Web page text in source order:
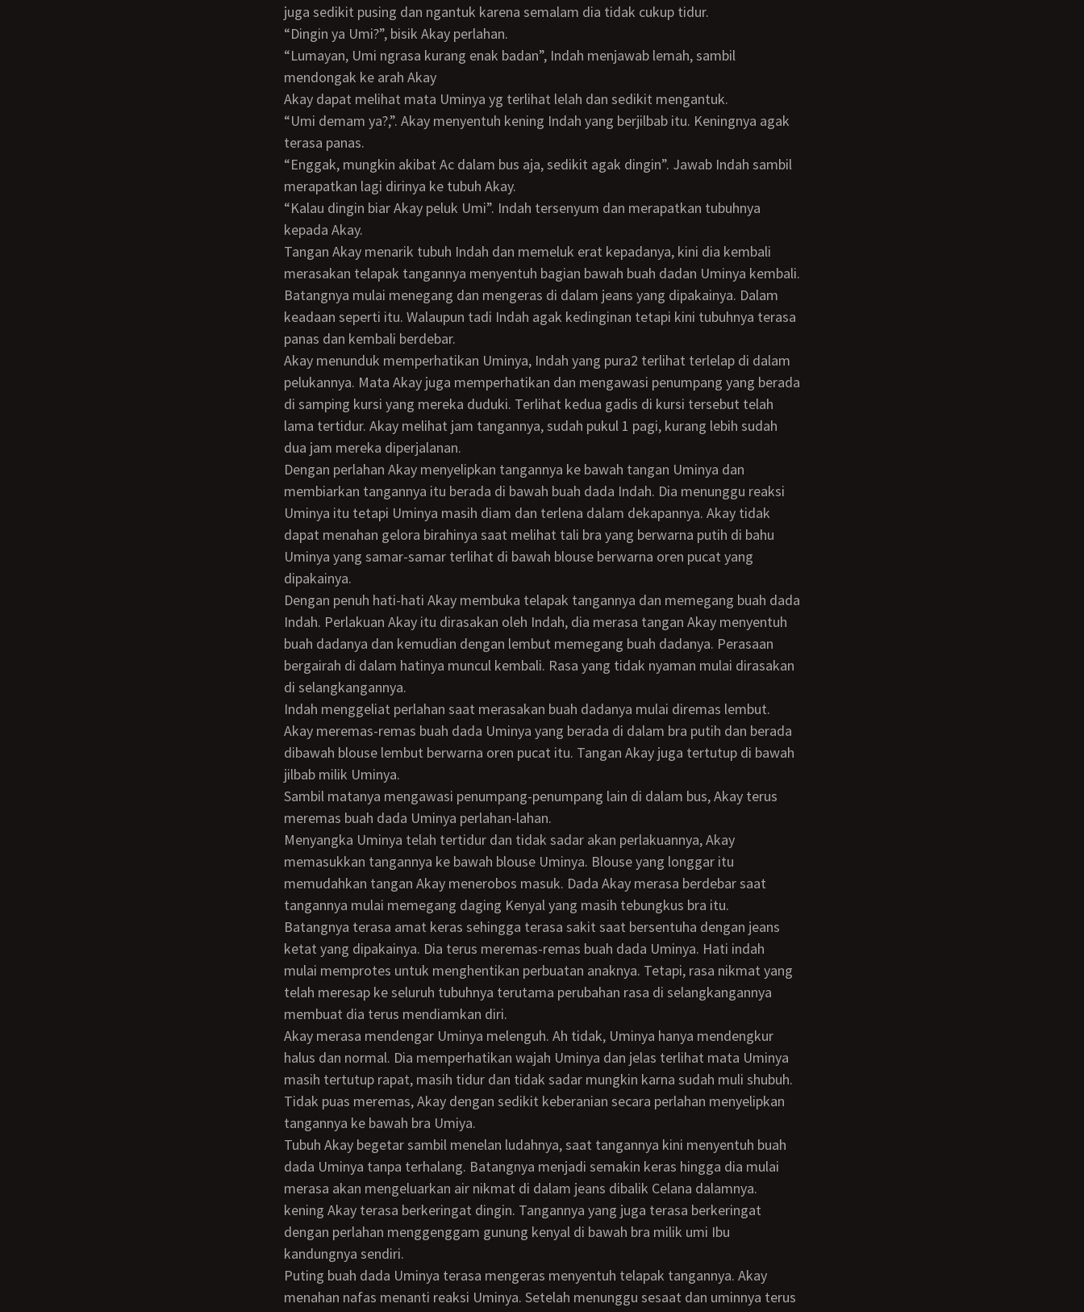
juga sedikit pusing dan ngantuk karena semalam dia tidak cukup tidur.
“Dingin ya Umi?”, bisik Akay perlahan.
“Lumayan, Umi ngrasa kurang enak badan”, Indah menjawab lemah, sambil
mendongak ke arah Akay
Akay dapat melihat mata Uminya yg terlihat lelah dan sedikit mengantuk.
“Umi demam ya?,”. Akay menyentuh kening Indah yang berjilbab itu. Keningnya agak
terasa panas.
“Enggak, mungkin akibat Ac dalam bus aja, sedikit agak dingin”. Jawab Indah sambil
merapatkan lagi dirinya ke tubuh Akay.
“Kalau dingin biar Akay peluk Umi”. Indah tersenyum dan merapatkan tubuhnya
kepada Akay.
Tangan Akay menarik tubuh Indah dan memeluk erat kepadanya, kini dia kembali
merasakan telapak tangannya menyentuh bagian bawah buah dadan Uminya kembali.
Batangnya mulai menegang dan mengeras di dalam jeans yang dipakainya. Dalam
keadaan seperti itu. Walaupun tadi Indah agak kedinginan tetapi kini tubuhnya terasa
panas dan kembali berdebar.
Akay menunduk memperhatikan Uminya, Indah yang pura2 terlihat terlelap di dalam
pelukannya. Mata Akay juga memperhatikan dan mengawasi penumpang yang berada
di samping kursi yang mereka duduki. Terlihat kedua gadis di kursi tersebut telah
lama tertidur. Akay melihat jam tangannya, sudah pukul 1 pagi, kurang lebih sudah
dua jam mereka diperjalanan.
Dengan perlahan Akay menyelipkan tangannya ke bawah tangan Uminya dan
membiarkan tangannya itu berada di bawah buah dada Indah. Dia menunggu reaksi
Uminya itu tetapi Uminya masih diam dan terlena dalam dekapannya. Akay tidak
dapat menahan gelora birahinya saat melihat tali bra yang berwarna putih di bahu
Uminya yang samar-samar terlihat di bawah blouse berwarna oren pucat yang
dipakainya.
Dengan penuh hati-hati Akay membuka telapak tangannya dan memegang buah dada
Indah. Perlakuan Akay itu dirasakan oleh Indah, dia merasa tangan Akay menyentuh
buah dadanya dan kemudian dengan lembut memegang buah dadanya. Perasaan
bergairah di dalam hatinya muncul kembali. Rasa yang tidak nyaman mulai dirasakan
di selangkangannya.
Indah menggeliat perlahan saat merasakan buah dadanya mulai diremas lembut.
Akay meremas-remas buah dada Uminya yang berada di dalam bra putih dan berada
dibawah blouse lembut berwarna oren pucat itu. Tangan Akay juga tertutup di bawah
jilbab milik Uminya.
Sambil matanya mengawasi penumpang-penumpang lain di dalam bus, Akay terus
meremas buah dada Uminya perlahan-lahan.
Menyangka Uminya telah tertidur dan tidak sadar akan perlakuannya, Akay
memasukkan tangannya ke bawah blouse Uminya. Blouse yang longgar itu
memudahkan tangan Akay menerobos masuk. Dada Akay merasa berdebar saat
tangannya mulai memegang daging Kenyal yang masih tebungkus bra itu.
Batangnya terasa amat keras sehingga terasa sakit saat bersentuha dengan jeans
ketat yang dipakainya. Dia terus meremas-remas buah dada Uminya. Hati indah
mulai memprotes untuk menghentikan perbuatan anaknya. Tetapi, rasa nikmat yang
telah meresap ke seluruh tubuhnya terutama perubahan rasa di selangkangannya
membuat dia terus mendiamkan diri.
Akay merasa mendengar Uminya melenguh. Ah tidak, Uminya hanya mendengkur
halus dan normal. Dia memperhatikan wajah Uminya dan jelas terlihat mata Uminya
masih tertutup rapat, masih tidur dan tidak sadar mungkin karna sudah muli shubuh.
Tidak puas meremas, Akay dengan sedikit keberanian secara perlahan menyelipkan
tangannya ke bawah bra Umiya.
Tubuh Akay begetar sambil menelan ludahnya, saat tangannya kini menyentuh buah
dada Uminya tanpa terhalang. Batangnya menjadi semakin keras hingga dia mulai
merasa akan mengeluarkan air nikmat di dalam jeans dibalik Celana dalamnya.
kening Akay terasa berkeringat dingin. Tangannya yang juga terasa berkeringat
dengan perlahan menggenggam gunung kenyal di bawah bra milik umi Ibu
kandungnya sendiri.
Puting buah dada Uminya terasa mengeras menyentuh telapak tangannya. Akay
menahan nafas menanti reaksi Uminya. Setelah menunggu sesaat dan uminnya terus